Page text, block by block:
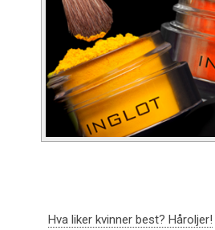
Hva liker kvinner best? Håroljer!